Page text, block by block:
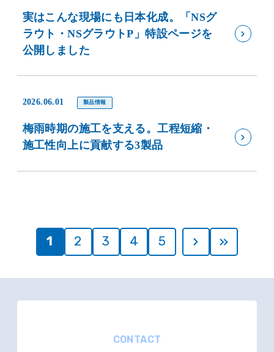
実はこんな現場にも日本化成。「NSグ
ラウト・NSグラウトP」特設ページを
公開しました
2026.06.01 製品情報
梅雨時期の施工を支える。工程短縮・
施工性向上に貢献する3製品
1 2 3 4 5
CONTACT